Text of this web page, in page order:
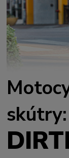
skútry: